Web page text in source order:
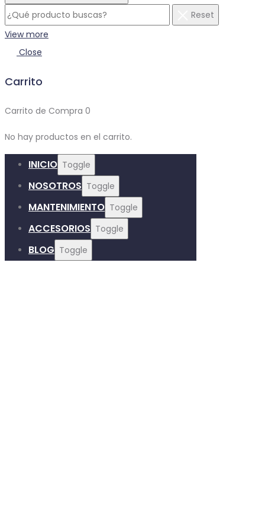
Reset
View more
Close
Carrito
Carrito de Compra 0
No hay productos en el carrito.
INICIO Toggle
NOSOTROS Toggle
MANTENIMIENTO Toggle
ACCESORIOS Toggle
BLOG Toggle